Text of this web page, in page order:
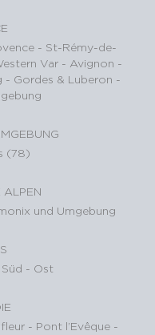
- St-Rémy-de-
Var - Avignon -
- Gordes & Luberon -
(78)
ALPEN
und Umgebung
Süd - Ost
- Pont l’Evêque -